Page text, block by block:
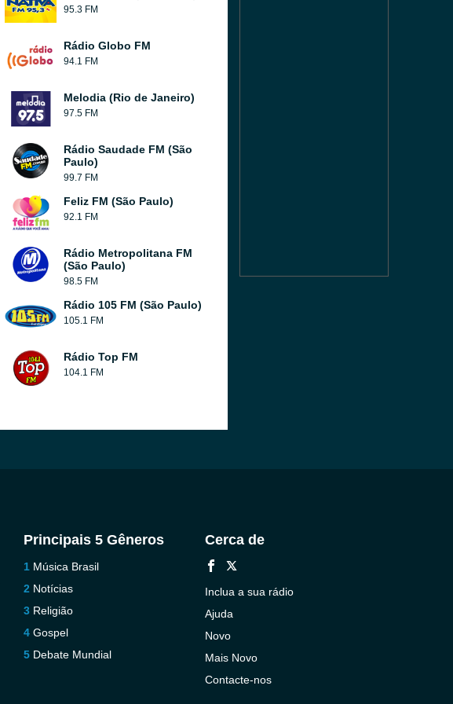
95.3 FM
Rádio Globo FM
94.1 FM
Melodia (Rio de Janeiro)
97.5 FM
Rádio Saudade FM (São
Paulo)
99.7 FM
Feliz FM (São Paulo)
92.1 FM
Rádio Metropolitana FM
(São Paulo)
98.5 FM
Rádio 105 FM (São Paulo)
105.1 FM
Rádio Top FM
104.1 FM
Principais 5 Gêneros
Música Brasil
Notícias
Religião
Gospel
Debate Mundial
Cerca de
Inclua a sua rádio
Ajuda
Novo
Mais Novo
Contacte-nos